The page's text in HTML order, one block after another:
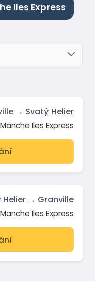
Iles Express
→ Svatý Helier
Manche Iles Express
Helier → Granville
Manche Iles Express